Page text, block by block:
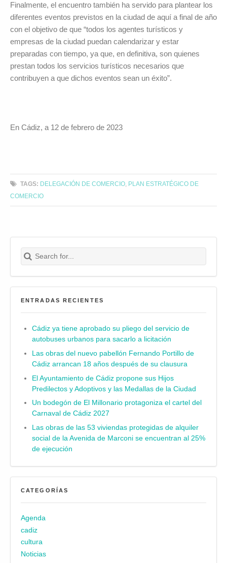
Finalmente, el encuentro también ha servido para plantear los
diferentes eventos previstos en la ciudad de aquí a final de año
con el objetivo de que “todos los agentes turísticos y
empresas de la ciudad puedan calendarizar y estar
preparadas con tiempo, ya que, en definitiva, son quienes
prestan todos los servicios turísticos necesarios que
contribuyen a que dichos eventos sean un éxito”.
En Cádiz, a 12 de febrero de 2023
TAGS: DELEGACIÓN DE COMERCIO
PLAN ESTRATÉGICO DE
COMERCIO
Search for:
Buscar
ENTRADAS RECIENTES
Cádiz ya tiene aprobado su pliego del servicio de
autobuses urbanos para sacarlo a licitación
Las obras del nuevo pabellón Fernando Portillo de
Cádiz arrancan 18 años después de su clausura
El Ayuntamiento de Cádiz propone sus Hijos
Predilectos y Adoptivos y las Medallas de la Ciudad
Un bodegón de El Millonario protagoniza el cartel del
Carnaval de Cádiz 2027
Las obras de las 53 viviendas protegidas de alquiler
social de la Avenida de Marconi se encuentran al 25%
de ejecución
CATEGORÍAS
Agenda
cadiz
cultura
Noticias